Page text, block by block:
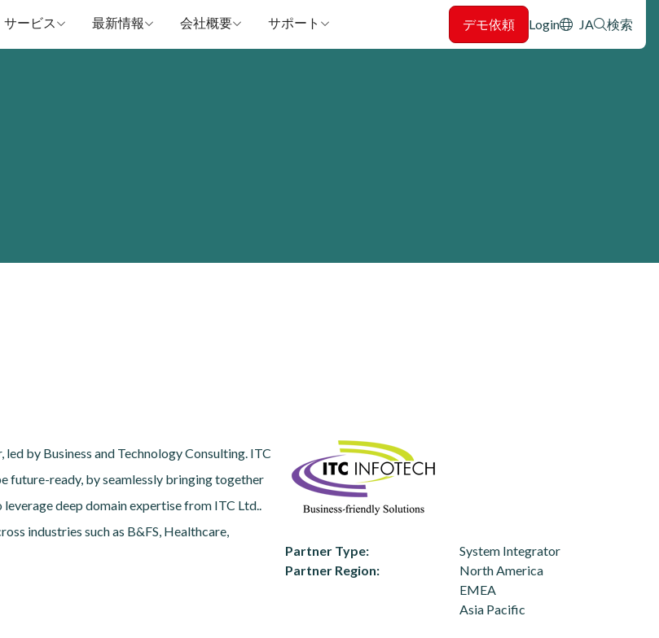
サービス 最新情報 会社概要 サポート Header: Utility
デモ依頼 Login JA 検索
by Business and Technology Consulting. ITC
future-ready, by seamlessly bringing together
deep domain expertise from ITC Ltd..
industries such as B&FS, Healthcare,
Partner Type
System Integrator
Partner Region
North America
EMEA
Asia Pacific